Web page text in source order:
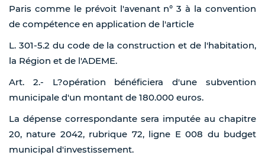
Paris comme le prévoit l'avenant n° 3 à la convention
de compétence en application de l'article
L. 301-5.2 du code de la construction et de l'habitation,
la Région et de l'ADEME.
Art. 2.- L?opération bénéficiera d'une subvention
municipale d'un montant de 180.000 euros.
La dépense correspondante sera imputée au chapitre
20, nature 2042, rubrique 72, ligne E 008 du budget
municipal d'investissement.